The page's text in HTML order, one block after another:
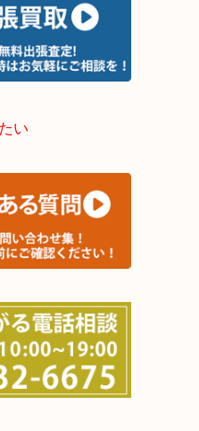
断捨離・引っ越し
えてきています。
つくかわからない…
フォームより出張買取
磨町・高砂市